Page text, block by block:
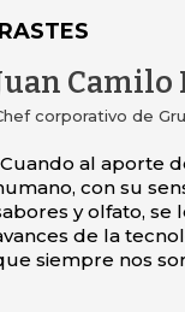
Camilo
corporativo de
al aporte
con su
y olfato, se
de la
siempre nos